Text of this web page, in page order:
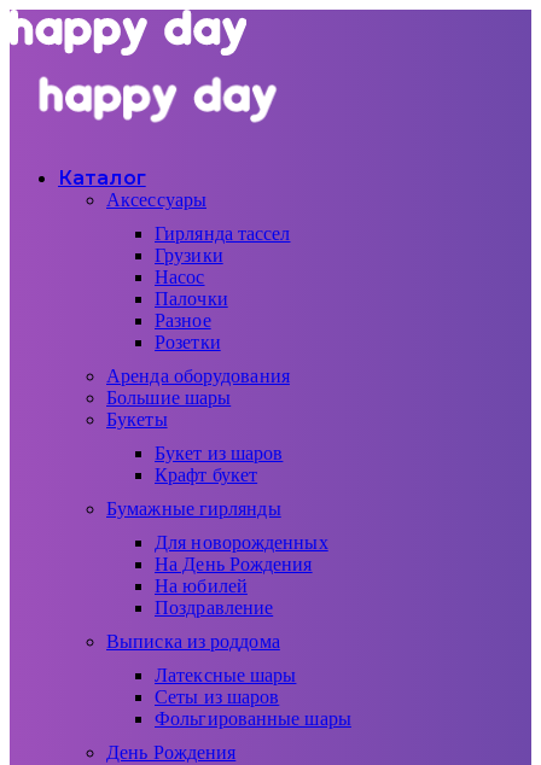
Каталог
Аксессуары
Гирлянда тассел
Грузики
Насос
Палочки
Разное
Розетки
Аренда оборудования
Большие шары
Букеты
Букет из шаров
Крафт букет
Бумажные гирлянды
Для новорожденных
На День Рождения
На юбилей
Поздравление
Выписка из роддома
Латексные шары
Сеты из шаров
Фольгированные шары
День Рождения